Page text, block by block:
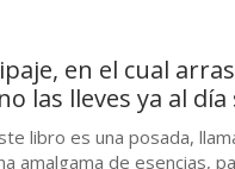
en el cual
las lleves ya al
libro es una posada,
amalgama de esencias,